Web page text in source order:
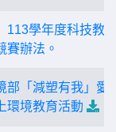
113學年度科技教
賽辦法。
部「減塑有我」愛
環境教育活動